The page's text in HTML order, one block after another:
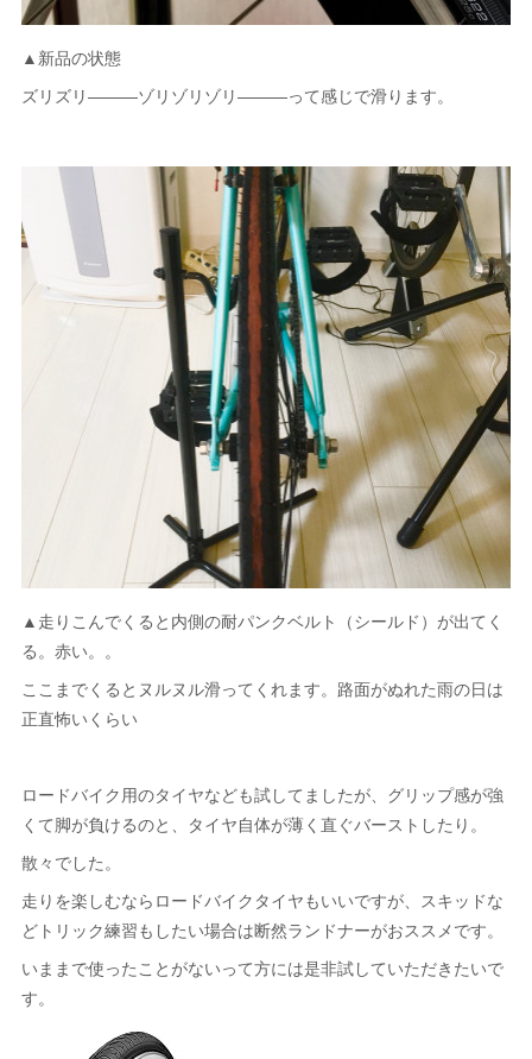
▲新品の状態
ズリズリ―――ゾリゾリゾリ―――って感じで滑ります。
▲走りこんでくると内側の耐パンクベルト（シールド）が出てく
る。赤い。。
ここまでくるとヌルヌル滑ってくれます。路面がぬれた雨の日は
正直怖いくらい
ロードバイク用のタイヤなども試してましたが、グリップ感が強
くて脚が負けるのと、タイヤ自体が薄く直ぐバーストしたり。
散々でした。
走りを楽しむならロードバイクタイヤもいいですが、スキッドな
どトリック練習もしたい場合は断然ランドナーがおススメです。
いままで使ったことがないって方には是非試していただきたいで
す。